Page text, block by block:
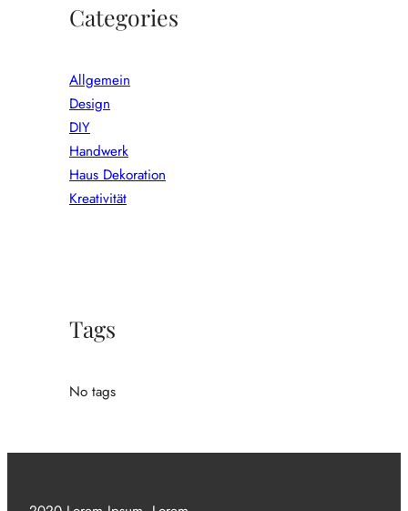
Categories
Allgemein
Design
DIY
Handwerk
Haus Dekoration
Kreativität
Tags
No tags